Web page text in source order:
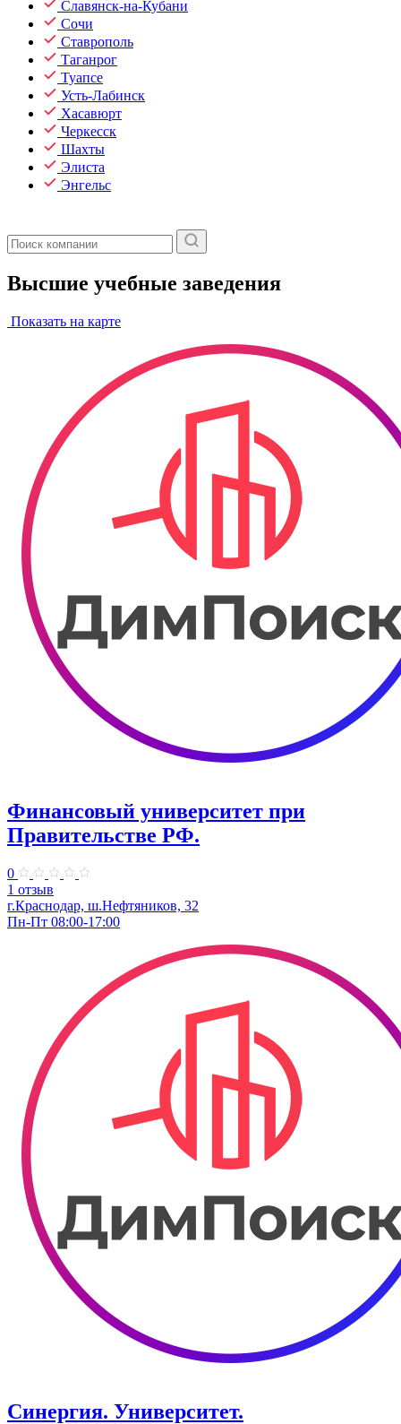
Славянск-на-Кубани
Сочи
Ставрополь
Таганрог
Туапсе
Усть-Лабинск
Хасавюрт
Черкесск
Шахты
Элиста
Энгельс
Высшие учебные заведения
Показать на карте
Финансовый университет при
Правительстве РФ.
0
1 отзыв
г.Краснодар, ш.Нефтяников, 32
Пн-Пт 08:00-17:00
Синергия. Университет.